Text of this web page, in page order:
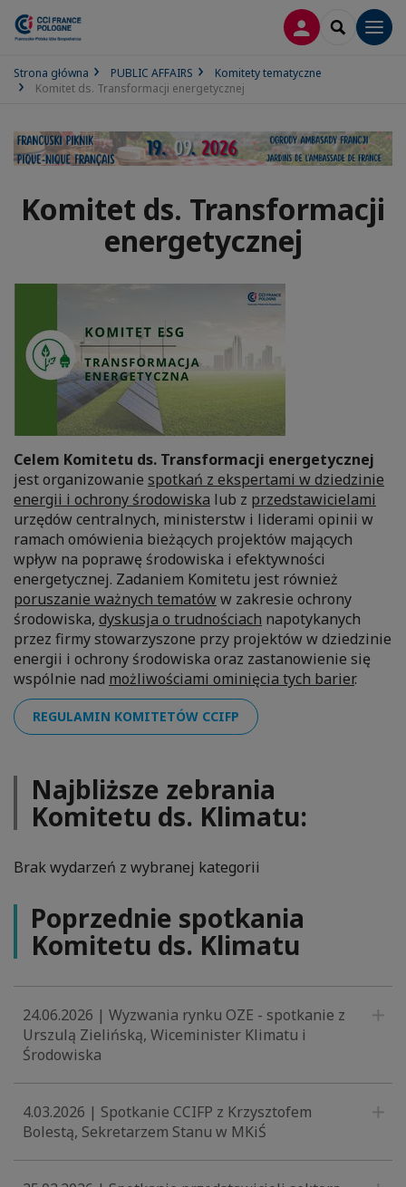
LOGOWANIE
SEARCH
Strona główna PUBLIC AFFAIRS
Komitety tematyczne
Komitet ds. Transformacji energetycznej
Komitet ds. Transformacji
energetycznej
Celem Komitetu ds. Transformacji energetycznej
jest organizowanie spotkań z ekspertami w dziedzinie
energii i ochrony środowiska lub z przedstawicielami
urzędów centralnych, ministerstw i liderami opinii w
ramach omówienia bieżących projektów mających
wpływ na poprawę środowiska i efektywności
energetycznej. Zadaniem Komitetu jest również
poruszanie ważnych tematóww zakresie ochrony
środowiska, dyskusja o trudnościach napotykanych
przez firmy stowarzyszone przy projektów w dziedzinie
energii i ochrony środowiska oraz zastanowienie się
wspólnie nad możliwościami ominięcia tych barier.
REGULAMIN KOMITETÓW CCIFP
Najbliższe zebrania
Komitetu ds. Klimatu:
Brak wydarzeń z wybranej kategorii
Poprzednie spotkania
Komitetu ds. Klimatu
24.06.2026 | Wyzwania rynku OZE - spotkanie z
Urszulą Zielińską, Wiceminister Klimatu i
Środowiska
4.03.2026 | Spotkanie CCIFP z Krzysztofem
Bolestą, Sekretarzem Stanu w MKiŚ